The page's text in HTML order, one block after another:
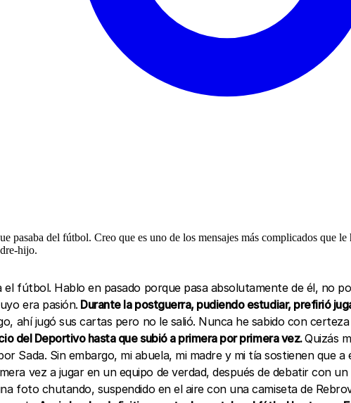
pasaba del fútbol. Creo que es uno de los mensajes más complicados que
hijo.
fútbol. Hablo en pasado porque pasa absolutamente de él, no
era pasión. Durante la postguerra, pudiendo estudiar, prefirió
ahí jugó sus cartas pero no le salió. Nunca he sabido con
del Deportivo hasta que subió a primera por primera vez.Quizás
Sada. Sin embargo, mi abuela, mi madre y mi tía sostienen
vez a jugar en un equipo de verdad, después de debatir con
foto chutando, suspendido en el aire con una camiseta de